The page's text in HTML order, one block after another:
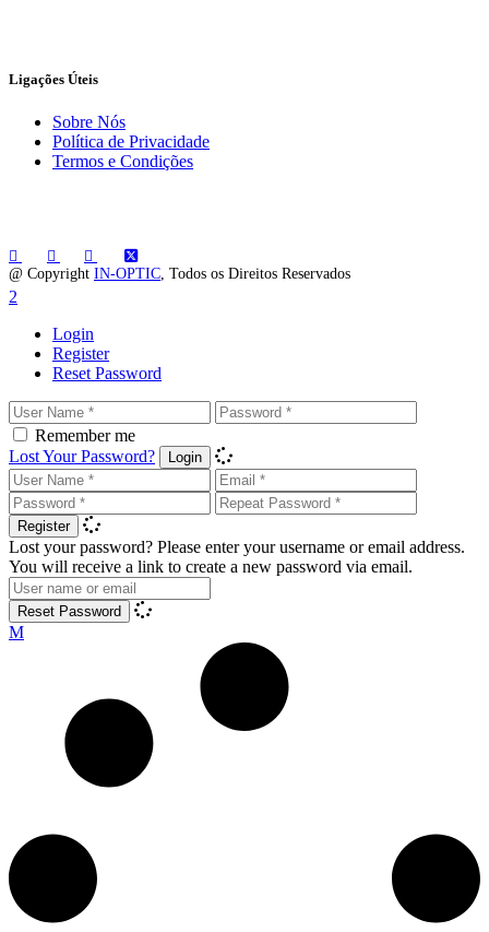
Ligações Úteis
Sobre Nós
Política de Privacidade
Termos e Condições
@ Copyright IN-OPTIC, Todos os Direitos Reservados
Login
Register
Reset Password
Remember me
Lost Your Password?
Login
Register
Lost your password? Please enter your username or email address.
You will receive a link to create a new password via email.
Reset Password